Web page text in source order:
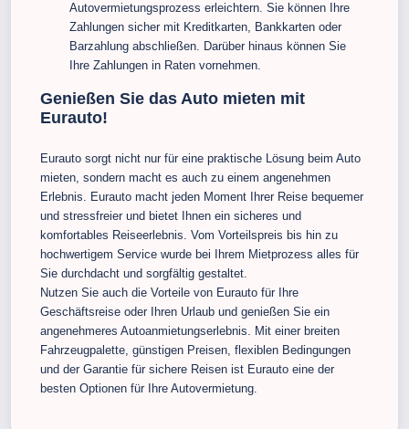
Autovermietungsprozess erleichtern. Sie können Ihre
Zahlungen sicher mit Kreditkarten, Bankkarten oder
Barzahlung abschließen. Darüber hinaus können Sie
Ihre Zahlungen in Raten vornehmen.
Genießen Sie das Auto mieten mit
Eurauto!
Eurauto sorgt nicht nur für eine praktische Lösung beim Auto
mieten, sondern macht es auch zu einem angenehmen
Erlebnis. Eurauto macht jeden Moment Ihrer Reise bequemer
und stressfreier und bietet Ihnen ein sicheres und
komfortables Reiseerlebnis. Vom Vorteilspreis bis hin zu
hochwertigem Service wurde bei Ihrem Mietprozess alles für
Sie durchdacht und sorgfältig gestaltet.
Nutzen Sie auch die Vorteile von Eurauto für Ihre
Geschäftsreise oder Ihren Urlaub und genießen Sie ein
angenehmeres Autoanmietungserlebnis. Mit einer breiten
Fahrzeugpalette, günstigen Preisen, flexiblen Bedingungen
und der Garantie für sichere Reisen ist Eurauto eine der
besten Optionen für Ihre Autovermietung.